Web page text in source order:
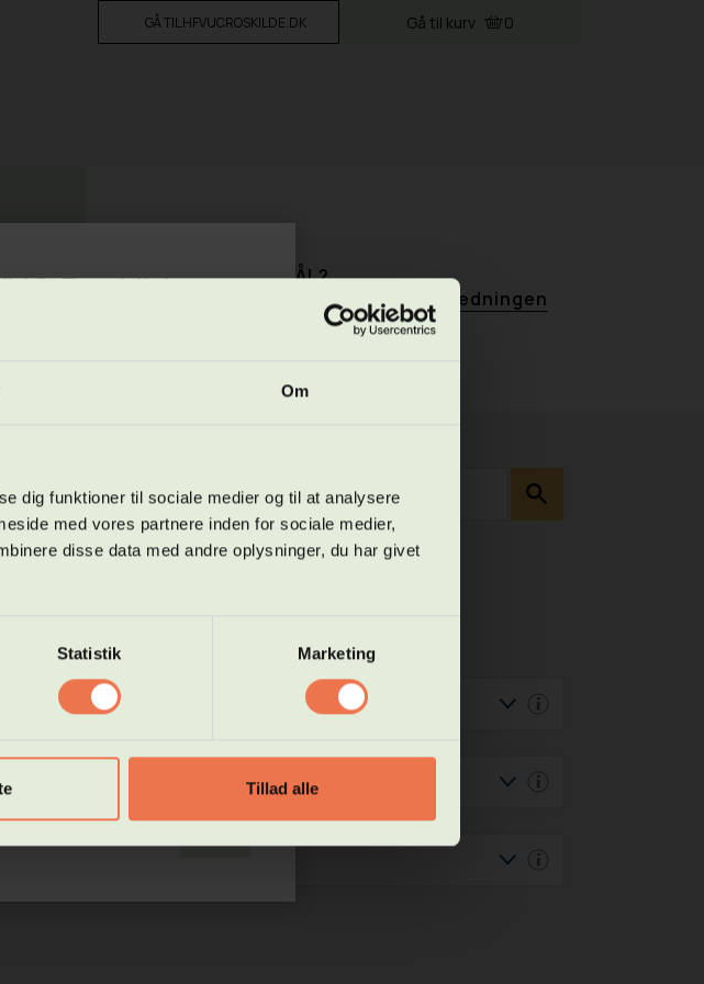
Om
dig funktioner til sociale medier og til at analysere
med vores partnere inden for sociale medier,
disse data med andre oplysninger, du har givet
Statistik Marketing
Tillad alle
GÅ TIL HFVUCROSKILDE.DK Gå til kurv 0
HAR DU SPØRGSMÅL?
Ring, skriv eller book en tid med vejledningen
Roskilde -
uddannelsestyper:
til Hf-online, på Hf-enkeltfag og
øvrige hold den 27. april
en tid til en samtale hos vores
hos-en-vejleder